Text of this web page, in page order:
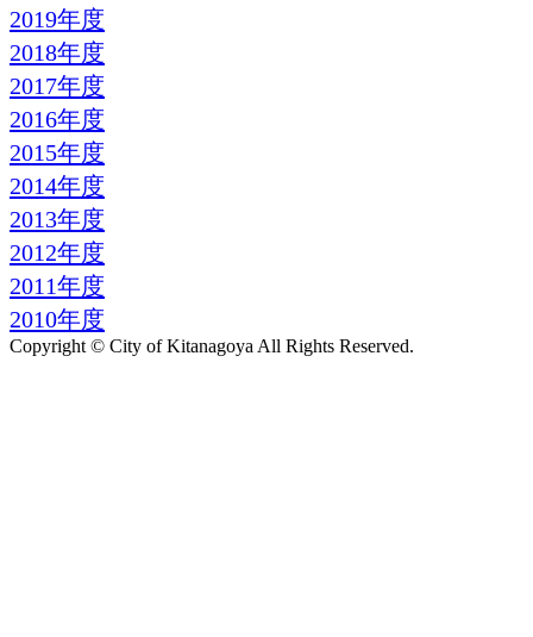
2019年度
2018年度
2017年度
2016年度
2015年度
2014年度
2013年度
2012年度
2011年度
2010年度
Copyright © City of Kitanagoya All Rights Reserved.